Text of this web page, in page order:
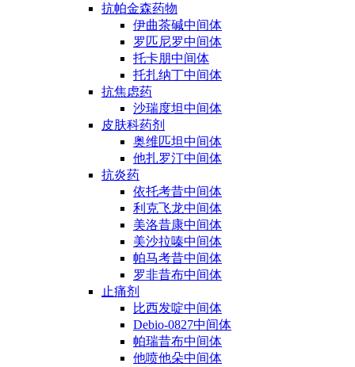
抗帕金森药物
伊曲茶碱中间体
罗匹尼罗中间体
托卡朋中间体
托扎纳丁中间体
抗焦虑药
沙瑞度坦中间体
皮肤科药剂
奥维匹坦中间体
他扎罗汀中间体
抗炎药
依托考昔中间体
利克飞龙中间体
美洛昔康中间体
美沙拉嗪中间体
帕马考昔中间体
罗非昔布中间体
止痛剂
比西发啶中间体
Debio-0827中间体
帕瑞昔布中间体
他喷他朵中间体